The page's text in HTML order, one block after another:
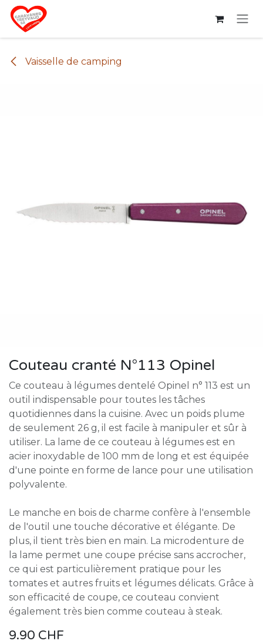
Se rendre au contenu
Vaisselle de camping
Couteau cranté N°113 Opinel
Ce couteau à légumes dentelé Opinel n° 113 est un
outil indispensable pour toutes les tâches
quotidiennes dans la cuisine. Avec un poids plume
de seulement 26 g, il est facile à manipuler et sûr à
utiliser. La lame de ce couteau à légumes est en
acier inoxydable de 100 mm de long et est équipée
d'une pointe en forme de lance pour une utilisation
polyvalente.
Le manche en bois de charme confère à l'ensemble
de l'outil une touche décorative et élégante. De
plus, il tient très bien en main. La microdenture de
la lame permet une coupe précise sans accrocher,
ce qui est particulièrement pratique pour les
tomates et autres fruits et légumes délicats. Grâce à
son efficacité de coupe, ce couteau convient
également très bien comme couteau à steak.
9.90 CHF